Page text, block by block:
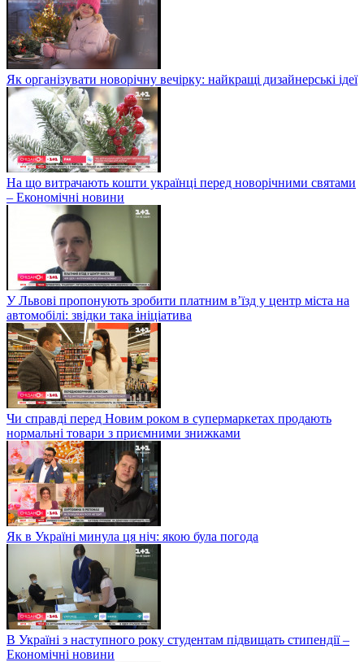
Як організувати новорічну вечірку: найкращі дизайнерські ідеї
На що витрачають кошти українці перед новорічними святами
– Економічні новини
У Львові пропонують зробити платним в’їзд у центр міста на
автомобілі: звідки така ініціатива
Чи справді перед Новим роком в супермаркетах продають
нормальні товари з приємними знижками
Як в Україні минула ця ніч: якою була погода
В Україні з наступного року студентам підвищать стипендії –
Економічні новини